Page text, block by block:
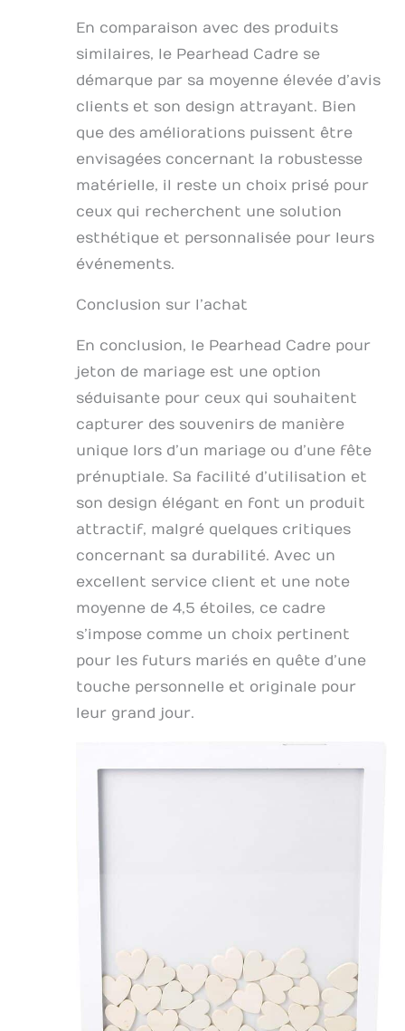
En comparaison avec des produits
similaires, le Pearhead Cadre se
démarque par sa moyenne élevée d’avis
clients et son design attrayant. Bien
que des améliorations puissent être
envisagées concernant la robustesse
matérielle, il reste un choix prisé pour
ceux qui recherchent une solution
esthétique et personnalisée pour leurs
événements.
Conclusion sur l’achat
En conclusion, le Pearhead Cadre pour
jeton de mariage est une option
séduisante pour ceux qui souhaitent
capturer des souvenirs de manière
unique lors d’un mariage ou d’une fête
prénuptiale. Sa facilité d’utilisation et
son design élégant en font un produit
attractif, malgré quelques critiques
concernant sa durabilité. Avec un
excellent service client et une note
moyenne de 4,5 étoiles, ce cadre
s’impose comme un choix pertinent
pour les futurs mariés en quête d’une
touche personnelle et originale pour
leur grand jour.